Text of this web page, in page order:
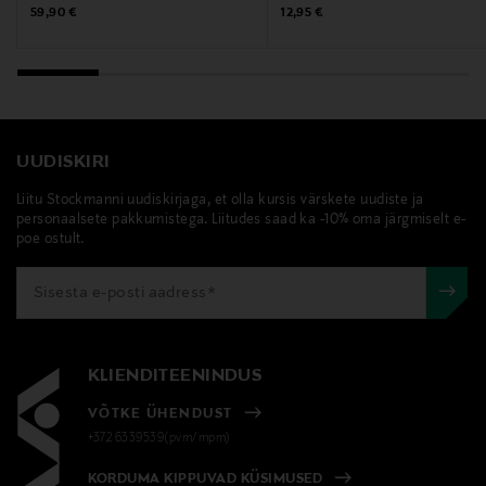
rosti, küpsetuspintsel, köögipintsel, silikoonpintsel
Original Price
59,90 €
Original Price
12,95 €
UUDISKIRI
Liitu Stockmanni uudiskirjaga, et olla kursis värskete uudiste ja
personaalsete pakkumistega. Liitudes saad ka -10% oma järgmiselt e-
poe ostult.
KLIENDITEENINDUS
VÕTKE ÜHENDUST
+372 6339539(pvm/mpm)
KORDUMA KIPPUVAD KÜSIMUSED